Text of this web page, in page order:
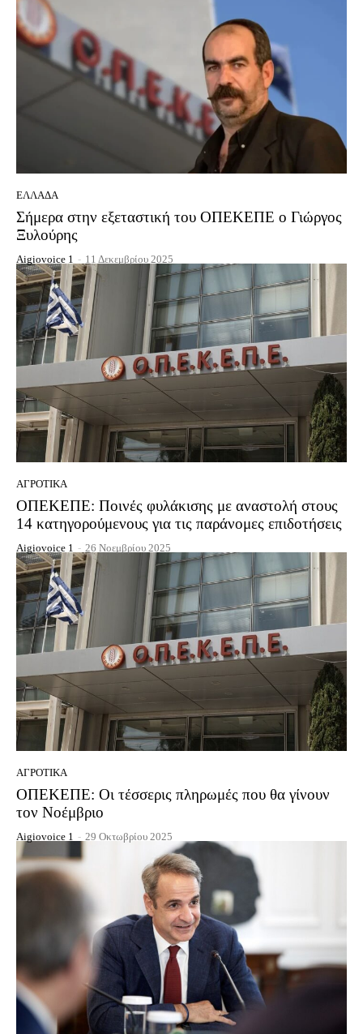
ΕΛΛΆΔΑ
Σήμερα στην εξεταστική του ΟΠΕΚΕΠΕ ο Γιώργος
Ξυλούρης
Aigiovoice 1 - 11 Δεκεμβρίου 2025
ΑΓΡΟΤΙΚΆ
ΟΠΕΚΕΠΕ: Ποινές φυλάκισης με αναστολή στους
14 κατηγορούμενους για τις παράνομες επιδοτήσεις
Aigiovoice 1 - 26 Νοεμβρίου 2025
ΑΓΡΟΤΙΚΆ
ΟΠΕΚΕΠΕ: Οι τέσσερις πληρωμές που θα γίνουν
τον Νοέμβριο
Aigiovoice 1 - 29 Οκτωβρίου 2025